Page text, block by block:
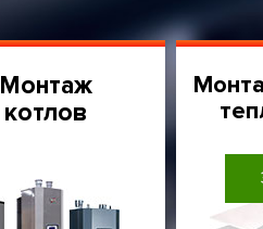
Монтаж
котлов